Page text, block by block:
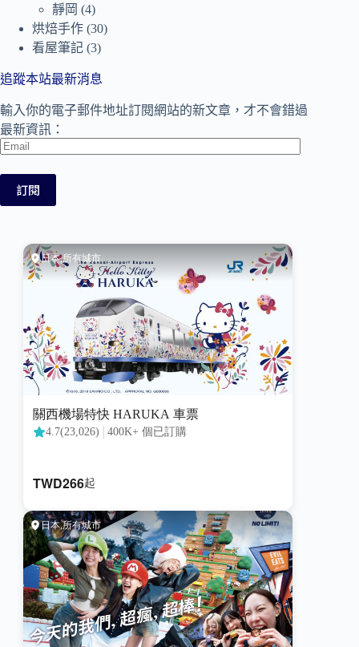
靜岡 (4)
烘焙手作 (30)
看屋筆記 (3)
追蹤本站最新消息
輸入你的電子郵件地址訂閱網站的新文章，才不會錯過
最新資訊：
Email
訂閱